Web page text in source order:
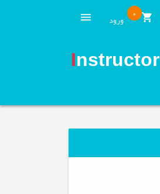
0 ورود
Instructor